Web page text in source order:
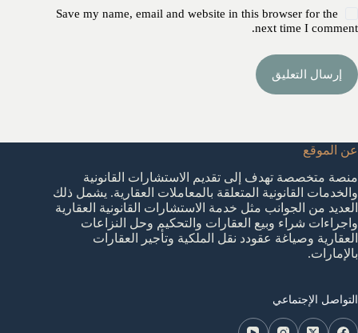
Save my name, email and website in this browser for the
next time I comment.
إرسال التعليق
عن الموقع
منصة متخصصة تهدف إلى تقديم الاستشارات القانونية
والخدمات القانونية المتعلقة بالمعاملات العقارية. يشمل ذلك
العديد من الجوانب مثل خدمة الاستشارات القانونية العقارية
واجراءات شراء وبيع العقارات والتحكيم وحل النزاعات
العقارية وصياغة عقودد نقل الملكية وتأجير العقارات
بالإمارات.
التواصل الإجتماعي